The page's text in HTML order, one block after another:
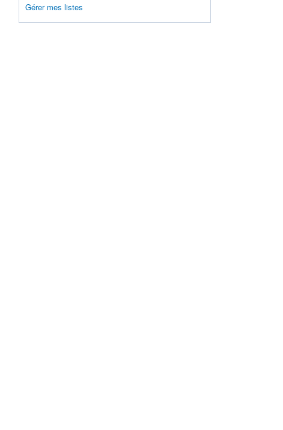
Gérer mes listes